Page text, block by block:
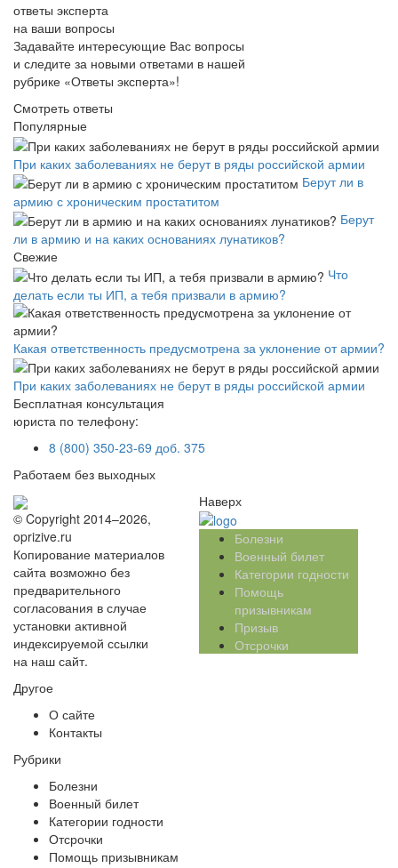
ответы эксперта
на ваши вопросы
Задавайте интересующие Вас вопросы
и следите за новыми ответами в нашей
рубрике «Ответы эксперта»!
Смотреть ответы
Популярные
При каких заболеваниях не берут в ряды российской армии
Берут ли в
армию с хроническим простатитом
Берут
ли в армию и на каких основаниях лунатиков?
Свежие
Что
делать если ты ИП, а тебя призвали в армию?
Какая ответственность предусмотрена за уклонение от армии?
При каких заболеваниях не берут в ряды российской армии
Бесплатная консультация
юриста по телефону:
8 (800) 350-23-69 доб. 375
Работаем без выходных
© Copyright 2014–2026,
oprizive.ru
Копирование материалов
сайта возможно без
предварительного
согласования в случае
установки активной
индексируемой ссылки
на наш сайт.
Другое
О сайте
Контакты
Рубрики
Болезни
Военный билет
Категории годности
Отсрочки
Помощь призывникам
Наверх
Болезни
Военный билет
Категории годности
Помощь
призывникам
Призыв
Отсрочки